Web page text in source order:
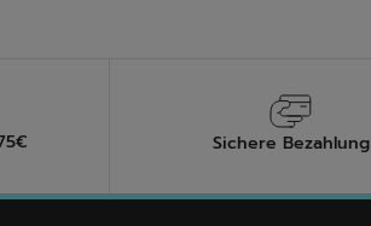
Sichere Bezahlung